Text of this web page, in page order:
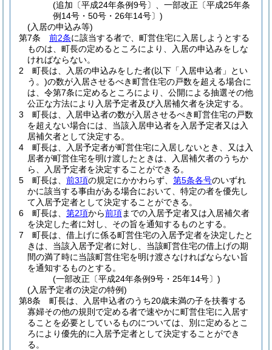
(追加〔平成24年条例9号〕、一部改正〔平成25年条
例14号・50号・26年14号〕)
(入居の申込み等)
第7条
前2条に該当する者で、町営住宅に入居しようとする
ものは、町長の定めるところにより、入居の申込みをしな
ければならない。
2
町長は、入居の申込みをした者(以下「入居申込者」とい
う。)の数が入居させるべき町営住宅の戸数を超える場合に
は、令第7条に定めるところにより、公開による抽選その他
公正な方法により入居予定者及び入居補欠者を決定する。
3
町長は、入居申込者の数が入居させるべき町営住宅の戸数
を超えない場合には、当該入居申込者を入居予定者又は入
居補欠者として決定する。
4
町長は、入居予定者が町営住宅に入居しないとき、又は入
居者が町営住宅を明け渡したときは、入居補欠者のうちか
ら、入居予定者を決定することができる。
5
町長は、 前3項の規定にかかわらず、 第5条各号のいずれ
かに該当する事由がある場合において、特定の者を優先し
て入居予定者として決定することができる。
6
町長は、 第2項から前項までの入居予定者又は入居補欠者
を決定した者に対し、その旨を通知するものとする。
7
町長は、借上げに係る町営住宅の入居予定者を決定したと
きは、当該入居予定者に対し、当該町営住宅の借上げの期
間の満了時に当該町営住宅を明け渡さなければならない旨
を通知するものとする。
(一部改正〔平成24年条例9号・25年14号〕)
(入居予定者の決定の特例)
第8条
町長は、入居申込者のうち20歳未満の子を扶養する
寡婦その他の規則で定める者で速やかに町営住宅に入居す
ることを必要としているものについては、別に定めるとこ
ろにより優先的に入居予定者として決定することができ
る。